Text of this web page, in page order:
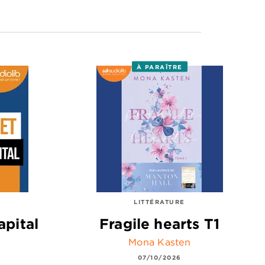
À PARAÎTRE
LITTÉRATURE
Fragile hearts T1
Mona Kasten
07/10/2026